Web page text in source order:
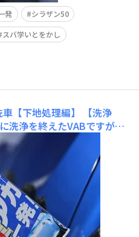
発
シラザン50
スバ学いとをかし
【下地処理編】
【洗浄
洗浄を終えたVABですが、
はり塗装面の水染みや深
;)ということでリフレッ
かります。作業は夜に突入
した。今回は磨き傷に対し